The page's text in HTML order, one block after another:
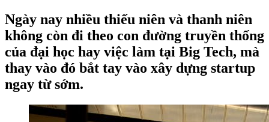
Ngày nay nhiều thiếu niên và thanh niên
không còn đi theo con đường truyền thống
của đại học hay việc làm tại Big Tech, mà
thay vào đó bắt tay vào xây dựng startup
ngay từ sớm.